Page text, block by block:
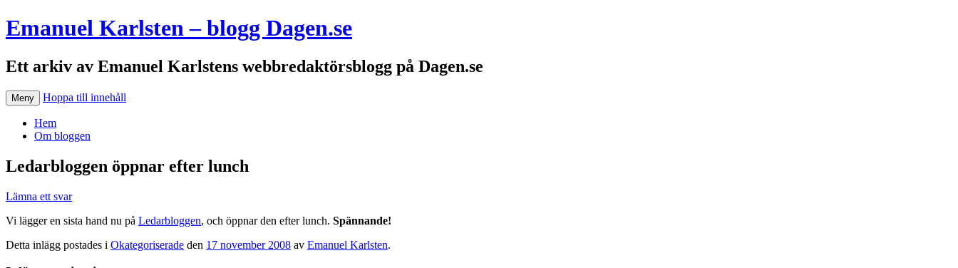
Emanuel Karlsten – blogg Dagen.se
Ett arkiv av Emanuel Karlstens webbredaktörsblogg på Dagen.se
Meny Hoppa till innehåll
Hem
Om bloggen
Ledarbloggen öppnar efter lunch
Lämna ett svar
Vi lägger en sista hand nu på Ledarbloggen, och öppnar den efter lunch. Spännande!
Detta inlägg postades i Okategoriserade den 17 november 2008 av Emanuel Karlsten.